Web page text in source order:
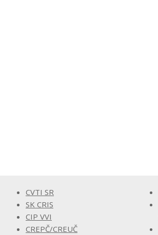
CVTI SR
SK CRIS
CIP VVI
CREPČ/CREUČ